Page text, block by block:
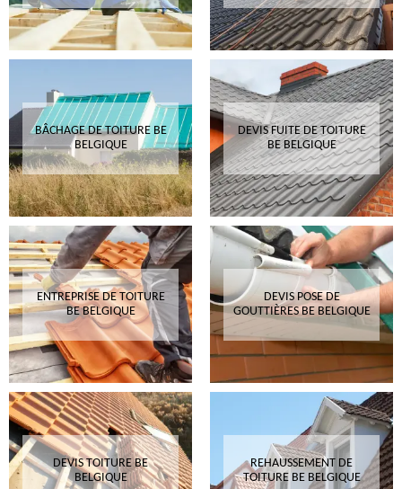
BÂCHAGE DE TOITURE BE
BELGIQUE
DEVIS FUITE DE TOITURE
BE BELGIQUE
ENTREPRISE DE TOITURE
BE BELGIQUE
DEVIS POSE DE
GOUTTIÈRES BE BELGIQUE
DEVIS TOITURE BE
BELGIQUE
REHAUSSEMENT DE
TOITURE BE BELGIQUE